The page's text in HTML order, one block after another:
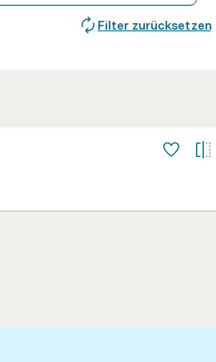
Filter zurücksetzen